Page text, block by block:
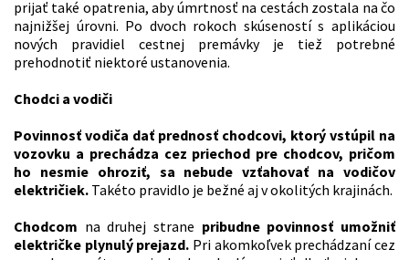
prijať také opatrenia, aby úmrtnosť na cestách zostala na čo
najnižšej úrovni. Po dvoch rokoch skúseností s aplikáciou
nových pravidiel cestnej premávky je tiež potrebné
prehodnotiť niektoré ustanovenia.
Chodci a vodiči
Povinnosť vodiča dať prednosť chodcovi, ktorý vstúpil na
vozovku a prechádza cez priechod pre chodcov, pričom
ho nesmie ohroziť, sa nebude vzťahovať na vodičov
električiek. Takéto pravidlo je bežné aj v okolitých krajinách.
Chodcom na druhej strane pribudne povinnosť umožniť
električke plynulý prejazd. Pri akomkoľvek prechádzaní cez